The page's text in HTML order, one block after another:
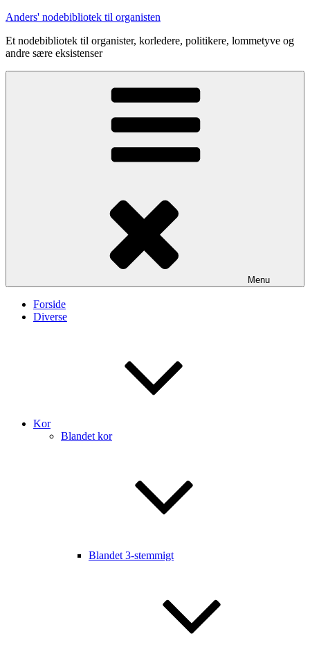
Videre
indhold
Anders' nodebibliotek til organisten
Et nodebibliotek til organister, korledere, politikere, lommetyve og
andre sære eksistenser
Menu
Forside
Diverse
Kor
Blandet kor
Blandet 3-stemmigt